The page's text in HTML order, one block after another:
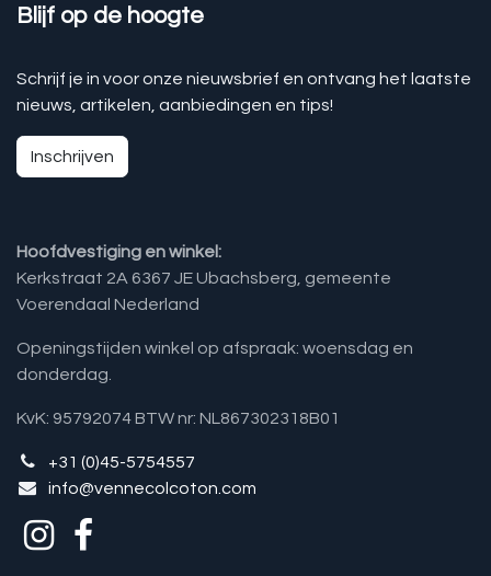
Blijf op de hoogte
Schrijf je in voor onze nieuwsbrief en ontvang het laatste
nieuws, artikelen, aanbiedingen en tips!
Inschrijven
Hoofdvestiging en winkel:
Kerkstraat 2A 6367 JE Ubachsberg, gemeente
Voerendaal Nederland
Openingstijden winkel op afspraak: woensdag en
donderdag.
KvK: 95792074 BTW nr: NL867302318B01
+31 (0)45-5754557
info@vennecolcoton.com